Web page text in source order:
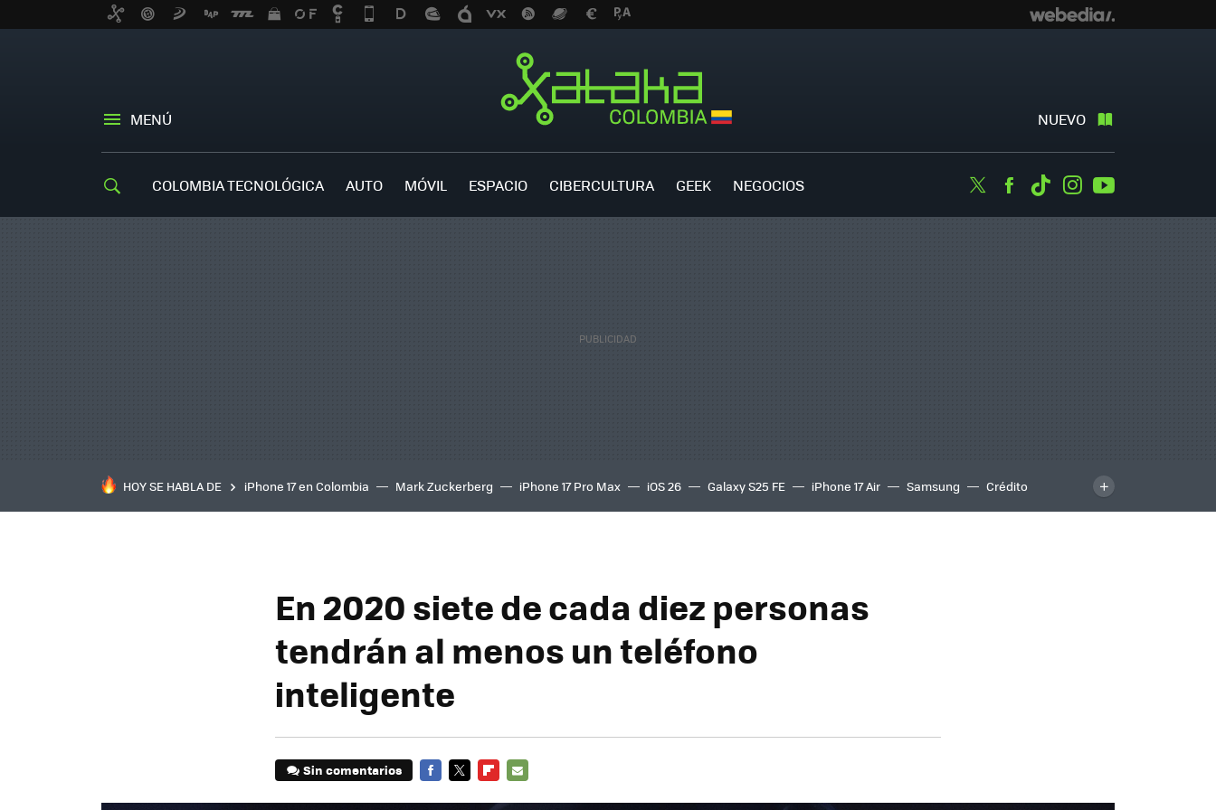
MENÚ NUEVO
COLOMBIA TECNOLÓGICA AUTO MÓVIL ESPACIO CIBERCULTURA GEEK NEGOCIOS TwitterFacebook
TiktokInstagram
HOY SE HABLA DE iPhone 17 en Colombia Mark Zuckerberg iPhone 17 Pro Max iOS 26 Galaxy S25 FE iPhone 17 Air Samsung
Crédito
inteligente
IA TCL C8K
En 2020 siete de cada diez personas
tendrán al menos un teléfono
inteligente
Sin comentarios